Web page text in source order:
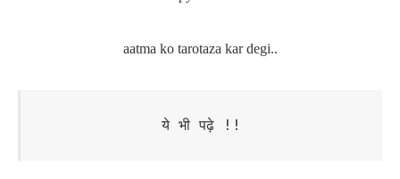
aatma ko tarotaza kar degi..
ये भी पढ़े !!